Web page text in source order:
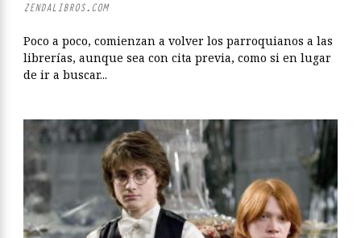
ZENDALIBROS.COM
Poco a poco, comienzan a volver los parroquianos a las
librerías, aunque sea con cita previa, como si en lugar
de ir a buscar...